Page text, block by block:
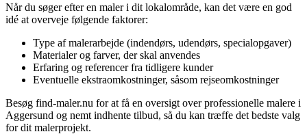
Når du søger efter en maler i dit lokalområde, kan det være en god
idé at overveje følgende faktorer:
Type af malerarbejde (indendørs, udendørs, specialopgaver)
Materialer og farver, der skal anvendes
Erfaring og referencer fra tidligere kunder
Eventuelle ekstraomkostninger, såsom rejseomkostninger
Besøg find-maler.nu for at få en oversigt over professionelle malere i
Aggersund og nemt indhente tilbud, så du kan træffe det bedste valg
for dit malerprojekt.